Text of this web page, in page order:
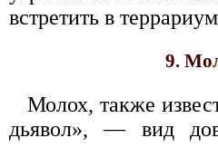
встретить в
9.
Молох, также
дьявол», — вид